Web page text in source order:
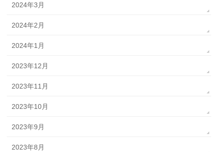
2024年3月
2024年2月
2024年1月
2023年12月
2023年11月
2023年10月
2023年9月
2023年8月